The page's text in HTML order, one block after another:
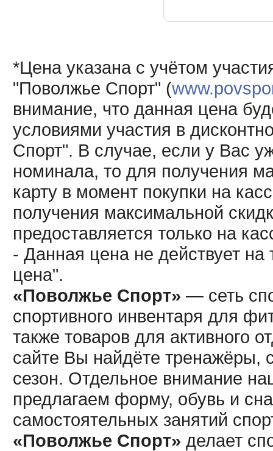
*Цена указана с учётом
"Поволжье Спорт" (
внимание, что данная цена
условиями участия в
Спорт". В случае, если у Вас
номинала, то для получения
карту в момент покупки на
получения максимальной
предоставляется только на
- Данная цена не действует
цена".
«Поволжье Спорт» — сеть
спортивного инвентаря для
также товаров для активного
сайте Вы найдёте тренажёры,
сезон. Отдельное внимание
предлагаем форму, обувь и
самостоятельных занятий
«Поволжье Спорт» делает